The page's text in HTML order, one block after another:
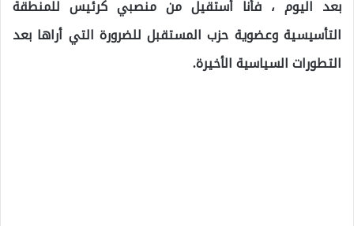
بعد اليوم ، فأنا أستقيل من منصبي كرئيس للمنطقة
التأسيسية وعضوية حزب المستقبل للضرورة التي أراها بعد
التطورات السياسية الأخيرة.